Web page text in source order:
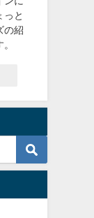
っと
の紹